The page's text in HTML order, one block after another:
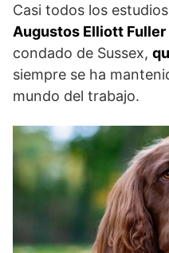
Casi todos los
Augustos Elliott Fuller
condado de Sussex,
siempre se ha
mundo del trabajo.